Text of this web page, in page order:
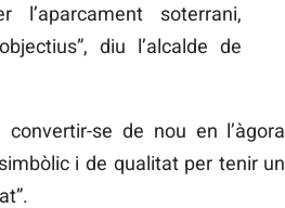
soterrani,
diu l’alcalde de
se de nou en l’àgora
i de qualitat per tenir un